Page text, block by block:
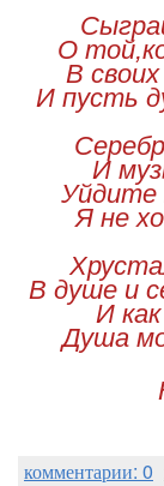
О
В
И пусть
И
Уйдите
Я не
В душе и
И
Душа
комментарии: 0